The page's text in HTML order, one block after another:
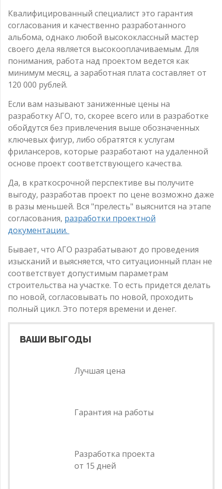
Квалифицированный специалист это гарантия
согласования и качественно разработанного
альбома, однако любой высококлассный мастер
своего дела является высокооплачиваемым. Для
понимания, работа над проектом ведется как
минимум месяц, а заработная плата составляет от
120 000 рублей.
Если вам называют заниженные цены на
разработку АГО, то, скорее всего или в разработке
обойдутся без привлечения выше обозначенных
ключевых фигур, либо обратятся к услугам
фрилансеров, которые разработают на удаленной
основе проект соответствующего качества.
Да, в краткосрочной перспективе вы получите
выгоду, разработав проект по цене возможно даже
в разы меньшей. Вся "прелесть" выяснится на этапе
согласования, разработки проектной
документации.
Бывает, что АГО разрабатывают до проведения
изысканий и выясняется, что ситуационный план не
соответствует допустимым параметрам
строительства на участке. То есть придется делать
по новой, согласовывать по новой, проходить
полный цикл. Это потеря времени и денег.
ВАШИ ВЫГОДЫ
Лучшая цена
Гарантия на работы
Разработка проекта
от 15 дней